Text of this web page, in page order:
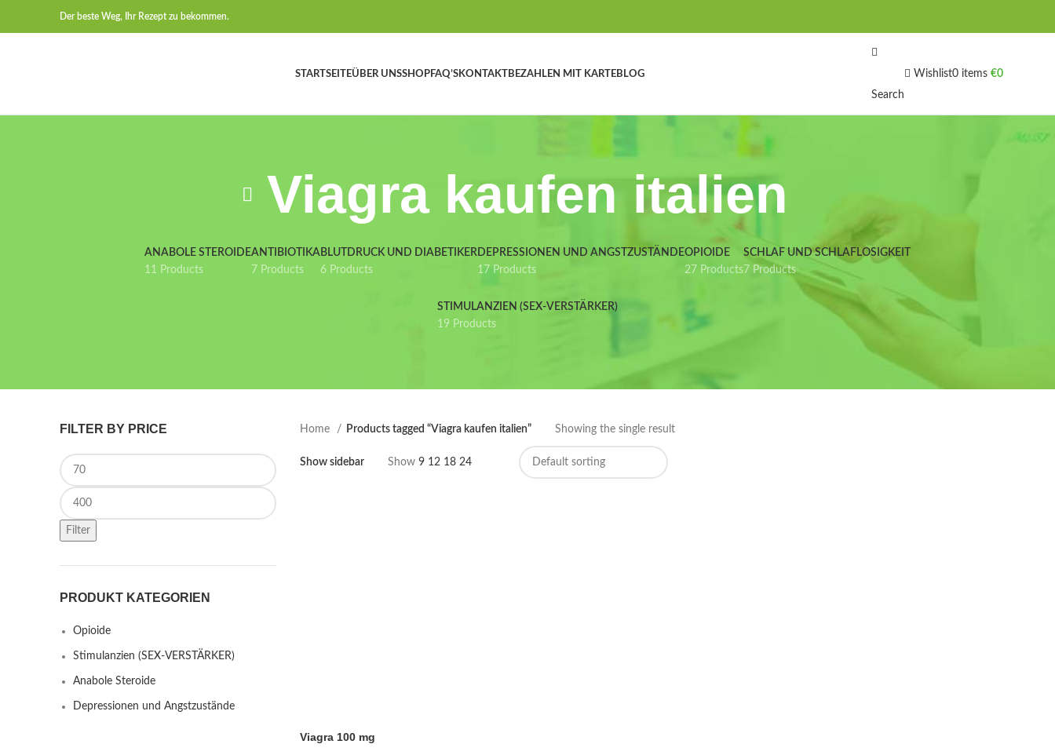
Der beste Weg, Ihr Rezept zu bekommen.
STARTSEITEÜBER UNSSHOPFAQ’SKONTAKTBEZAHLEN MIT KARTEBLOG
Search
Wishlist0 items €0
Viagra kaufen italien
ANABOLE STEROIDE
11 Products
ANTIBIOTIKA
7 Products
BLUTDRUCK UND DIABETIKER
6 Products
DEPRESSIONEN UND ANGSTZUSTÄNDE
17 Products
OPIOIDE
27 Products
SCHLAF UND SCHLAFLOSIGKEIT
7 Products
STIMULANZIEN (SEX-VERSTÄRKER)
19 Products
FILTER BY PRICE
Min price
Max price
Filter
PRODUKT KATEGORIEN
Opioide
Stimulanzien (SEX-VERSTÄRKER)
Anabole Steroide
Depressionen und Angstzustände
Home Products tagged “Viagra kaufen italien” Showing the single result
Show sidebar Show 9 12 18 24
Viagra 100 mg